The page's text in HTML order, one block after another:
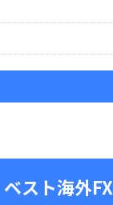
ベスト海外FX